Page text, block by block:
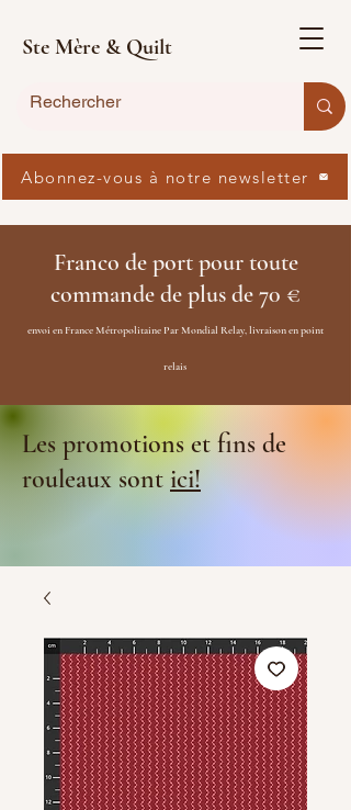
Ste Mère & Quilt
Franco de port pour toute
commande de plus de 70 €
envoi en France Métropolitaine Par Mondial Relay, livraison en point
relais
Les promotions et fins de
rouleaux sontici!
Abonnez-vous à notre newsletter